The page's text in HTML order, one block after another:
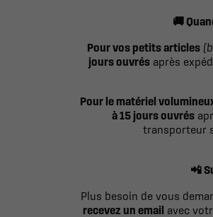
🚚
Pour vos petits articles
jours ouvrés après
Pour le matériel
à 15 jours ouvrés
transporteur
📲
Plus besoin de vous
recevez un email avec